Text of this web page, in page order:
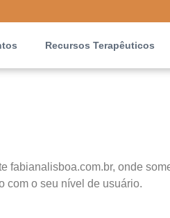
Recursos Terapêuticos
fabianalisboa.com.br, onde
com o seu nível de usuário.